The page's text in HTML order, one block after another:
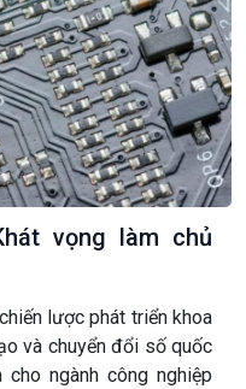
vọng làm chủ
lược phát triển khoa
và chuyển đổi số quốc
ngành công nghiệp